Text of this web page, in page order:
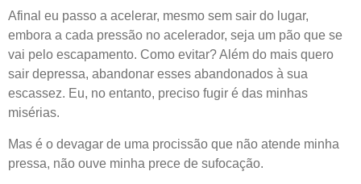
Afinal eu passo a acelerar, mesmo sem sair do lugar,
embora a cada pressão no acelerador, seja um pão que se
vai pelo escapamento. Como evitar? Além do mais quero
sair depressa, abandonar esses abandonados à sua
escassez. Eu, no entanto, preciso fugir é das minhas
misérias.
Mas é o devagar de uma procissão que não atende minha
pressa, não ouve minha prece de sufocação.